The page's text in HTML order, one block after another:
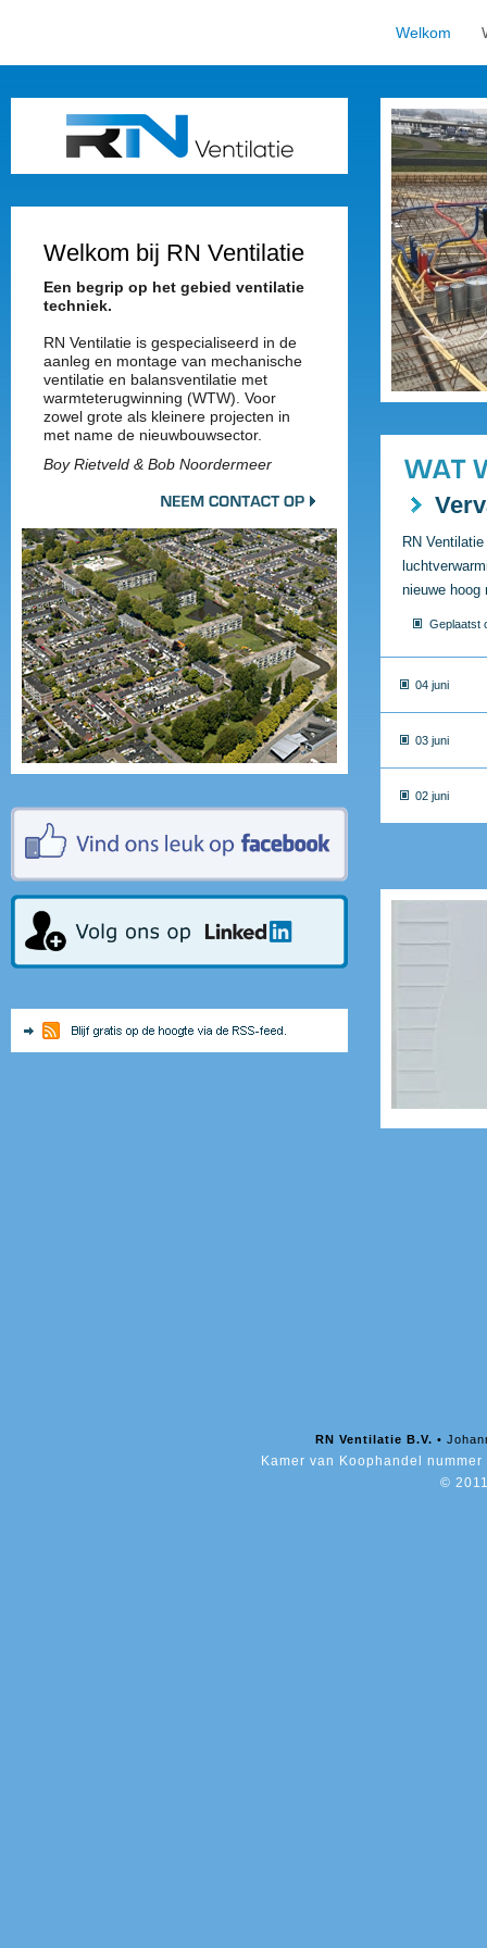
Welkom bij RN Ventilatie
Een begrip op het gebied ventilatie
techniek.
RN Ventilatie is gespecialiseerd in de
aanleg en montage van mechanische
ventilatie en balansventilatie met
warmteterugwinning (WTW). Voor
zowel grote als kleinere projecten in
met name de nieuwbouwsector.
Boy Rietveld & Bob Noordermeer
Welkom
RN
nieuwe hoog
Geplaatst
04 juni
03 juni
02 juni
RN Ventilatie B.V. •
Kamer van Koophandel
©